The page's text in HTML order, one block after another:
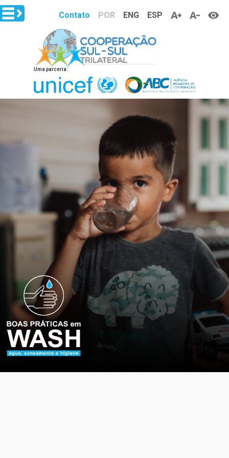
Pular para o conteúdo principal
Uma parceria:
Contato POR ENG ESP